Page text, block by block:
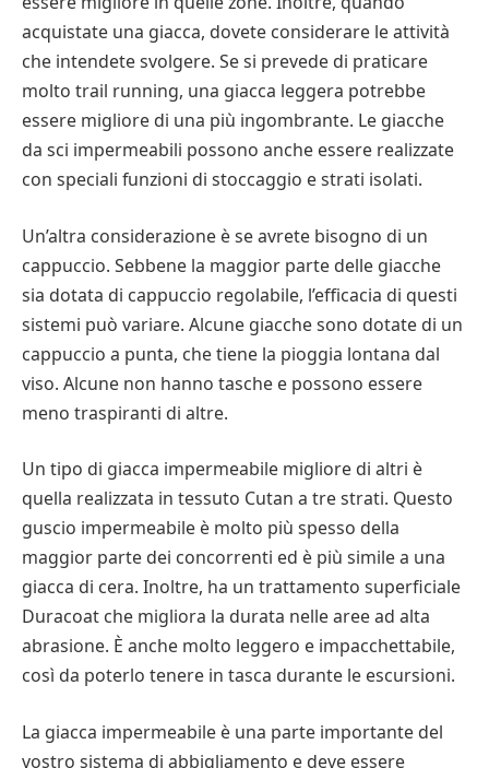
acquistate una giacca, dovete considerare le attività
che intendete svolgere. Se si prevede di praticare
molto trail running, una giacca leggera potrebbe
essere migliore di una più ingombrante. Le giacche
da sci impermeabili possono anche essere realizzate
con speciali funzioni di stoccaggio e strati isolati.
Un’altra considerazione è se avrete bisogno di un
cappuccio. Sebbene la maggior parte delle giacche
sia dotata di cappuccio regolabile, l’efficacia di questi
sistemi può variare. Alcune giacche sono dotate di un
cappuccio a punta, che tiene la pioggia lontana dal
viso. Alcune non hanno tasche e possono essere
meno traspiranti di altre.
Un tipo di giacca impermeabile migliore di altri è
quella realizzata in tessuto Cutan a tre strati. Questo
guscio impermeabile è molto più spesso della
maggior parte dei concorrenti ed è più simile a una
giacca di cera. Inoltre, ha un trattamento superficiale
Duracoat che migliora la durata nelle aree ad alta
abrasione. È anche molto leggero e impacchettabile,
così da poterlo tenere in tasca durante le escursioni.
La giacca impermeabile è una parte importante del
vostro sistema di abbigliamento e deve essere